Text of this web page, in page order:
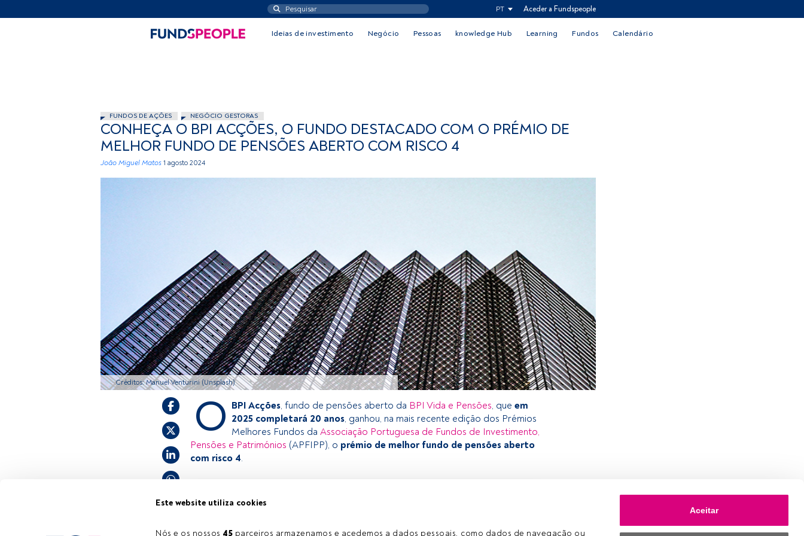
Este website utiliza cookies
Nós e os nossos 45 parceiros armazenamos e acedemos a dados pessoais, como dados de navegação ou
Aceitar
PT Aceder a Fundspeople
Ideias de investimento Negócio Pessoas knowledge Hub Learning Fundos Calendário
FUNDOS DE AÇÕES NEGÓCIO GESTORAS
CONHEÇA O BPI ACÇÕES, O FUNDO DESTACADO COM O PRÉMIO DE
MELHOR FUNDO DE PENSÕES ABERTO COM RISCO 4
João Miguel Matos 1 agosto 2024
Créditos: Manuel Venturini (Unsplash)
O BPI Acções, fundo de pensões aberto da BPI Vida e Pensões, que em
2025 completará 20 anos, ganhou, na mais recente edição dos Prémios
Melhores Fundos da Associação Portuguesa de Fundos de Investimento,
Pensões e Patrimónios (APFIPP), o prémio de melhor fundo de pensões aberto
com risco 4.
Este é um artigo exclusivo para os utilizadores registados da FundsPeople. Se já
convidamo-lo a registar-se e a desfrutar de todo o universo que a FundsPeople